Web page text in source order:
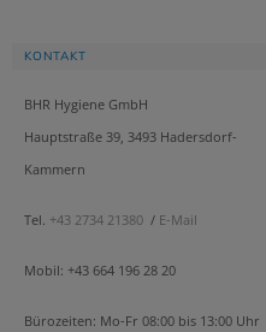
KONTAKT
BHR Hygiene GmbH
Hauptstraße 39, 3493 Hadersdorf-
Kammern
Tel. +43 2734 21380 / E-Mail
Mobil: +43 664 196 28 20
Bürozeiten: Mo-Fr 08:00 bis 13:00 Uhr